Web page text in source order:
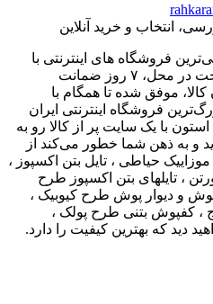
انتخاب و خرید آنلاین
فروشگاه های اینترنتی با
پایبندی به سه اصل کلیدی، پرداخت در محل، ۷ روز ضمانت
موفق شده تا همگام با
فروشگاه اینترنتی ایران
با یک سایت پر از کالا رو به
و به ذهن شما خطور می‌کند از
حیاطی ، تایل بتن اکسپوز ،
، تایلهای بتن اکسپوز طرح
و دیوار پوش طرح کیوبیک ،
، کفپوش بتنی طرح پولک ،
دید که بهترین کیفیت را دارد.